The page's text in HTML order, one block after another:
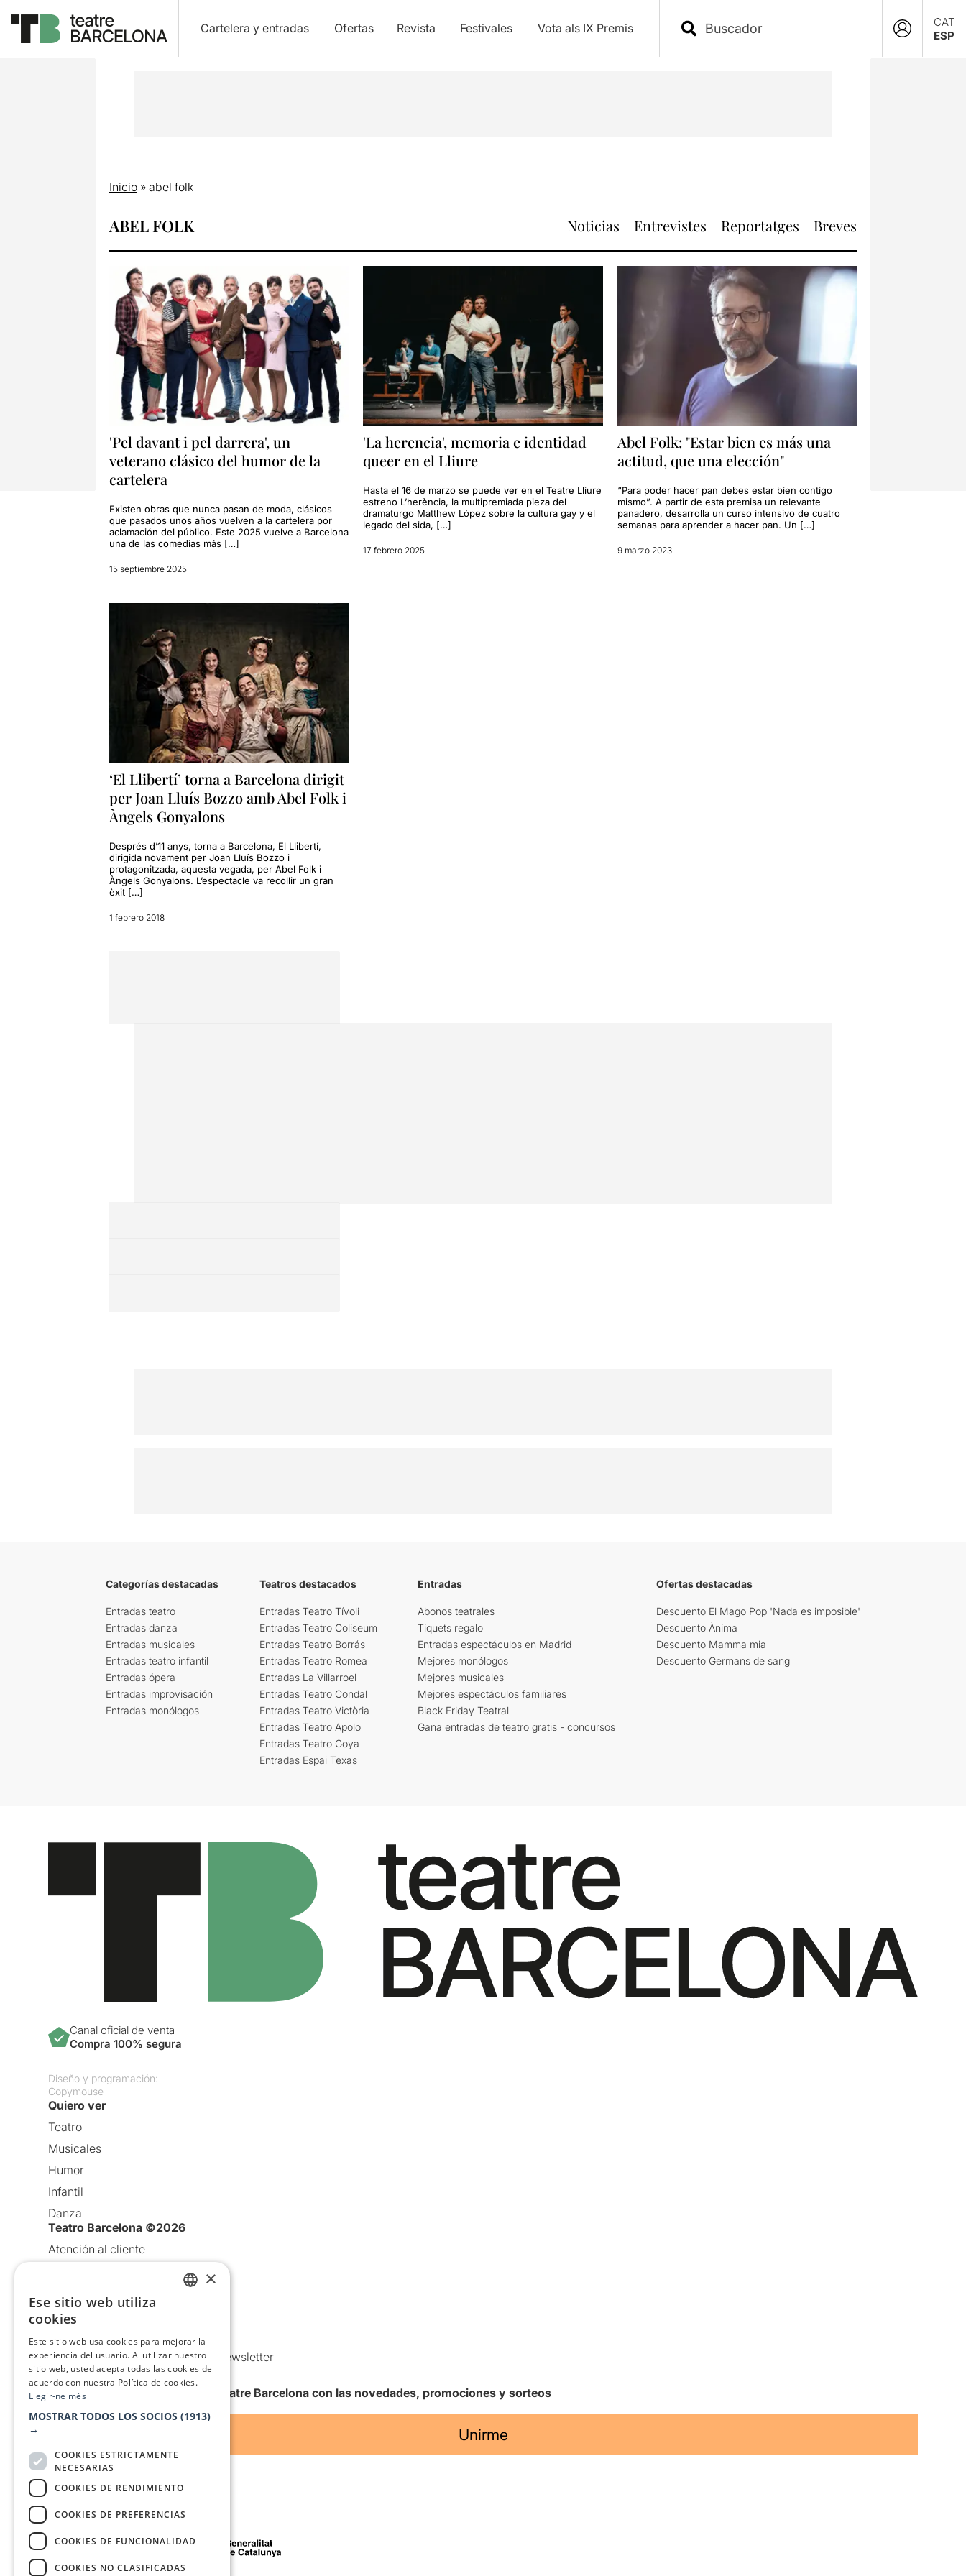
Cartelera y entradas Ofertas Revista Festivales Vota als IX Premis
CAT
ESP
Inicio» abel folk
ABEL FOLK Noticias Entrevistes Reportatges Breves
'Pel davant i pel darrera', un
veterano clásico del humor de la
cartelera
Existen obras que nunca pasan de moda, clásicos
que pasados unos años vuelven a la cartelera por
aclamación del público. Este 2025 vuelve a Barcelona
una de las comedias más […]
15 septiembre 2025
'La herencia', memoria e identidad
queer en el Lliure
Hasta el 16 de marzo se puede ver en el Teatre Lliure
estreno L’herència, la multipremiada pieza del
dramaturgo Matthew López sobre la cultura gay y el
legado del sida, […]
17 febrero 2025
Abel Folk: "Estar bien es más una
actitud, que una elección"
“Para poder hacer pan debes estar bien contigo
mismo”. A partir de esta premisa un relevante
panadero, desarrolla un curso intensivo de cuatro
semanas para aprender a hacer pan. Un […]
9 marzo 2023
‘El Llibertí’ torna a Barcelona dirigit
per Joan Lluís Bozzo amb Abel Folk i
Àngels Gonyalons
Després d’11 anys, torna a Barcelona, El Llibertí,
dirigida novament per Joan Lluís Bozzo i
protagonitzada, aquesta vegada, per Abel Folk i
Àngels Gonyalons. L’espectacle va recollir un gran
èxit […]
1 febrero 2018
Categorías destacadas
Entradas teatro
Entradas danza
Entradas musicales
Entradas teatro infantil
Entradas ópera
Entradas improvisación
Entradas monólogos
Teatros destacados
Entradas Teatro Tívoli
Entradas Teatro Coliseum
Entradas Teatro Borrás
Entradas Teatro Romea
Entradas La Villarroel
Entradas Teatro Condal
Entradas Teatro Victòria
Entradas Teatro Apolo
Entradas Teatro Goya
Entradas Espai Texas
Entradas
Abonos teatrales
Tiquets regalo
Entradas espectáculos en Madrid
Mejores monólogos
Mejores musicales
Mejores espectáculos familiares
Black Friday Teatral
Gana entradas de teatro gratis - concursos
Ofertas destacadas
Descuento El Mago Pop 'Nada es imposible'
Descuento Ànima
Descuento Mamma mia
Descuento Germans de sang
Canal oficial de venta
Compra 100% segura
Diseño y programación:
Copymouse
Quiero ver
Teatro
Musicales
Humor
Infantil
Danza
Teatro Barcelona ©2026
Atención al cliente
Política de Cookies
Condiciones de uso
Comunicaciones comerciales y Newsletter
Anuncia’t
Quiero recibir la newsletter de Teatre Barcelona con las novedades, promociones y sorteos
Unirme
Con el apoyo de
×
Ese sitio web utiliza
cookies
Este sitio web usa cookies para mejorar la
experiencia del usuario. Al utilizar nuestro
sitio web, usted acepta todas las cookies de
acuerdo con nuestra Política de cookies.
Llegir-ne més
MOSTRAR TODOS LOS SOCIOS (1913)
→
COOKIES ESTRICTAMENTE
NECESARIAS
COOKIES DE RENDIMIENTO
COOKIES DE PREFERENCIAS
COOKIES DE FUNCIONALIDAD
COOKIES NO CLASIFICADAS